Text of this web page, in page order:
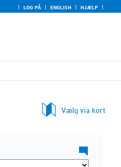
LOG PÅ ENGLISH HJÆLP
Vælg via kort